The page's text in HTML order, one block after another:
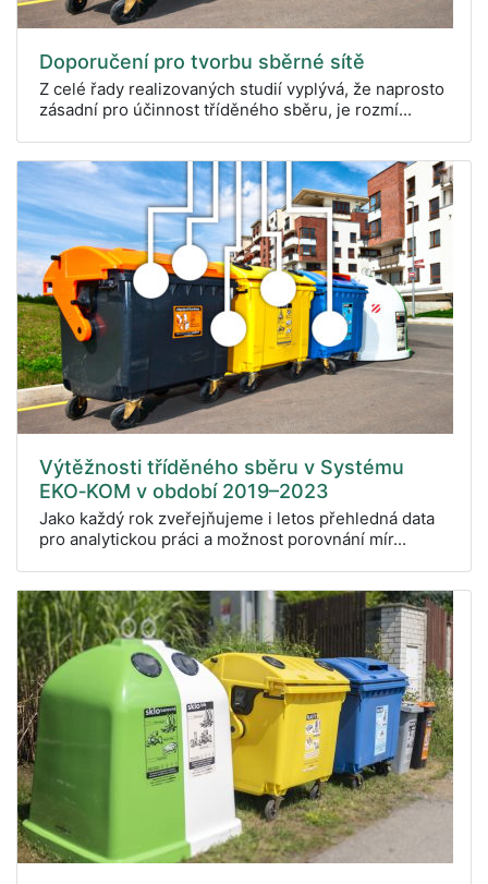
Doporučení pro tvorbu sběrné sítě
Z celé řady realizovaných studií vyplývá, že naprosto
zásadní pro účinnost tříděného sběru, je rozmí...
Výtěžnosti tříděného sběru v Systému
EKO‑KOM v období 2019–2023
Jako každý rok zveřejňujeme i letos přehledná data
pro analytickou práci a možnost porovnání mír...